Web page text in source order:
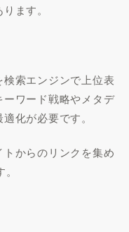
ます。
索エンジンで上位表
ワード戦略やメタデ
化が必要です。
からのリンクを集め